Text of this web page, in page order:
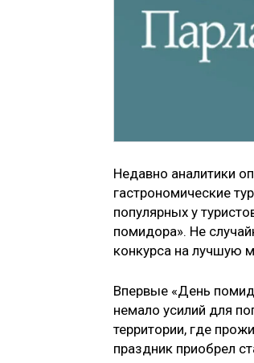
Недавно аналитики
гастрономические
популярных у
помидора». Не
конкурса на лучшую
Впервые «День
немало усилий для
территории, где
праздник приобрел